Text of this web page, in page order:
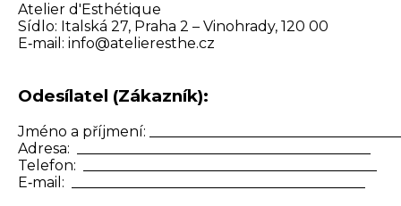
Atelier d'Esthétique
Sídlo: Italská 27, Praha 2 – Vinohrady, 120 00
E‑mail: zc.ehtsereileta@ofni
Odesílatel (Zákazník):
Jméno a příjmení:
Adresa: _________________________________________
Telefon: _________________________________________
E‑mail: _________________________________________